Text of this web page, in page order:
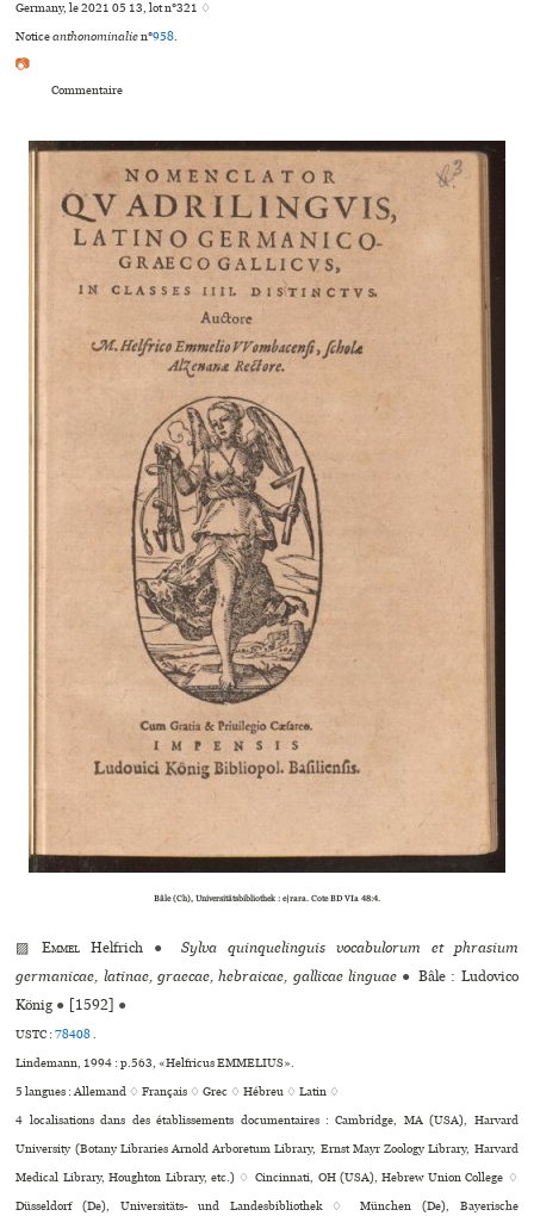
Germany, le 2021 05 13, lot n°321 ♢
Noticeanthonominalien°958.
📷
Commentaire
Bâle (Ch), Universitätsbibliothek : e|rara. Cote BD VIa 48:4.
▨Emmel Helfrich ●
Sylva quinquelinguis vocabulorum et phrasium
germanicae, latinae, graecae, hebraicae, gallicae linguae ● Bâle : Ludovico
König ● [1592] ●
USTC :78408.
Lindemann, 1994 : p.563, «Helfricus EMMELIUS».
5 langues :Allemand ♢Français ♢Grec ♢Hébreu ♢Latin ♢
4 localisations dans des établissements documentaires : Cambridge, MA (USA), Harvard
University (Botany Libraries Arnold Arboretum Library, Ernst Mayr Zoology Library, Harvard
Medical Library, Houghton Library, etc.) ♢ Cincinnati, OH (USA), Hebrew Union College ♢
Düsseldorf (De), Universitäts- und Landesbibliothek ♢ München (De), Bayerische